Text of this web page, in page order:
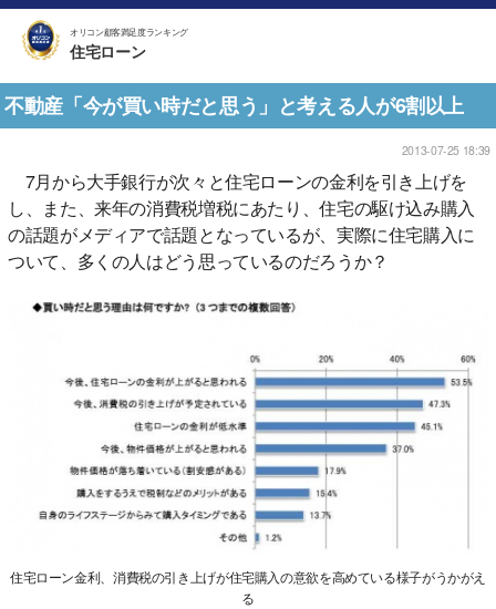
オリコン顧客満足度ランキング
住宅ローン
不動産「今が買い時だと思う」と考える人が6割以上
2013-07-25 18:39
7月から大手銀行が次々と住宅ローンの金利を引き上げを
し、また、来年の消費税増税にあたり、住宅の駆け込み購入
の話題がメディアで話題となっているが、実際に住宅購入に
ついて、多くの人はどう思っているのだろうか？
住宅ローン金利、消費税の引き上げが住宅購入の意欲を高めている様子がうかがえ
る